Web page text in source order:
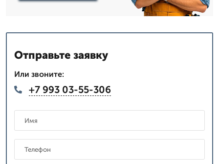
Отправьте заявку
Или звоните:
+7 993 03-55-306